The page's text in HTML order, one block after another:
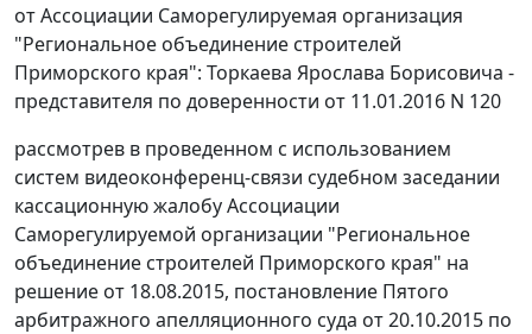
от Ассоциации Саморегулируемая организация
"Региональное объединение строителей
Приморского края": Торкаева Ярослава Борисовича -
представителя по доверенности от 11.01.2016 N 120
рассмотрев в проведенном с использованием
систем видеоконференц-связи судебном заседании
кассационную жалобу Ассоциации
Саморегулируемой организации "Региональное
объединение строителей Приморского края" на
решение от 18.08.2015, постановление Пятого
арбитражного апелляционного суда от 20.10.2015 по